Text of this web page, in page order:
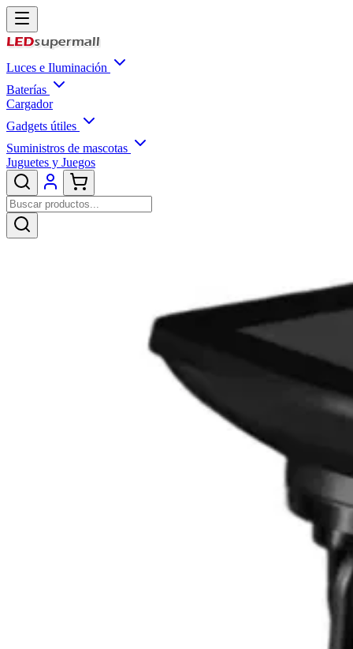
Luces e Iluminación
Baterías
Cargador
Gadgets útiles
Suministros de mascotas
Juguetes y Juegos